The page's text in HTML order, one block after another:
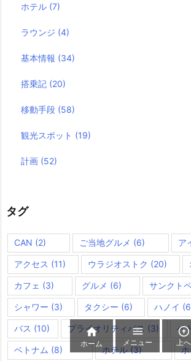
ホテル (7)
ラウンジ (4)
基本情報 (34)
搭乗記 (20)
移動手段 (58)
観光スポット (19)
計画 (52)
タグ
CAN (2) ご当地グルメ (6) ア
アクセス (11) ウラジオストク (20)
カフェ (3) グルメ (6) サンクト
シャワー (3) タクシー (6) ハノイ
バス (10) プライオリティパス (3) ベ
ベトナム (8) ホテル (3)

ホーム

メニュー

上へ